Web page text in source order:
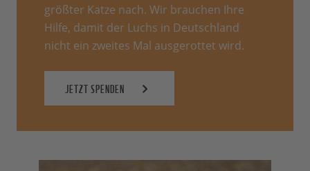
größter Katze nach. Wir brauchen Ihre
Hilfe, damit der Luchs in Deutschland
nicht ein zweites Mal ausgerottet wird.
JETZT SPENDEN